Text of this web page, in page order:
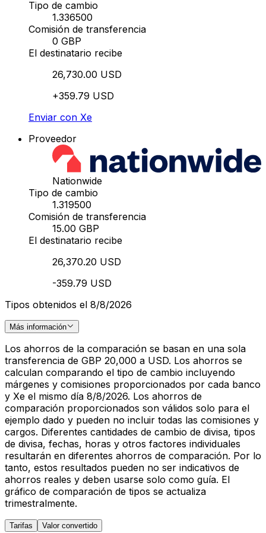
Tipo de cambio
1.336500
Comisión de transferencia
0 GBP
El destinatario recibe
26,730.00 USD
+359.79 USD
Enviar con Xe
Proveedor
Nationwide
Tipo de cambio
1.319500
Comisión de transferencia
15.00 GBP
El destinatario recibe
26,370.20 USD
-359.79 USD
Tipos obtenidos el 8/8/2026
Más información
Los ahorros de la comparación se basan en una sola
transferencia de GBP 20,000 a USD. Los ahorros se
calculan comparando el tipo de cambio incluyendo
márgenes y comisiones proporcionados por cada banco
y Xe el mismo día 8/8/2026. Los ahorros de
comparación proporcionados son válidos solo para el
ejemplo dado y pueden no incluir todas las comisiones y
cargos. Diferentes cantidades de cambio de divisa, tipos
de divisa, fechas, horas y otros factores individuales
resultarán en diferentes ahorros de comparación. Por lo
tanto, estos resultados pueden no ser indicativos de
ahorros reales y deben usarse solo como guía. El
gráfico de comparación de tipos se actualiza
trimestralmente.
Tarifas Valor convertido